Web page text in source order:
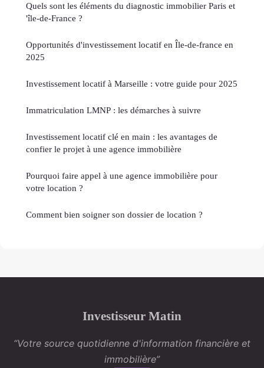
Quels sont les éléments du diagnostic immobilier Paris et
'île-de-France ?
Opportunités d'investissement locatif en Île-de-france en
2025
Investissement locatif à Marseille : votre guide pour 2025
Immatriculation LMNP : les démarches à suivre
Investissement locatif clé en main : les avantages de
confier le projet à une agence immobilière
Pourquoi faire appel à une agence immobilière pour
votre location ?
Comment bien soigner son dossier de location ?
Investisseur Matin
“Votre source quotidienne d'information financière et
immobilière”